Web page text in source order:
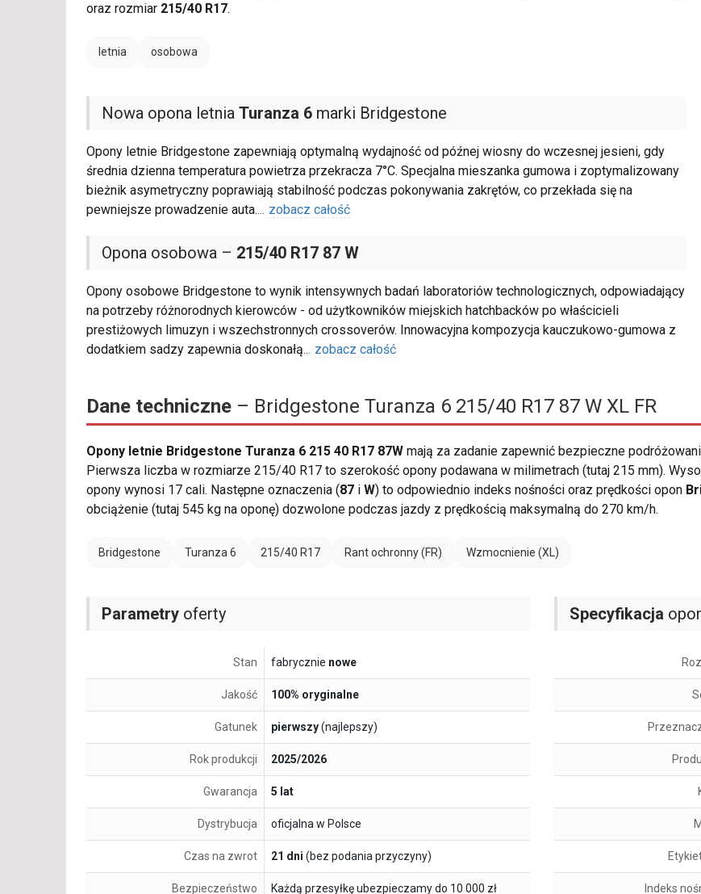
oraz rozmiar 215/40 R17.
letnia osobowa
Nowa opona letnia Turanza 6 marki Bridgestone
Opony letnie Bridgestone zapewniają optymalną wydajność od późnej wiosny do wczesnej jesieni, gdy
średnia dzienna temperatura powietrza przekracza 7°C. Specjalna mieszanka gumowa i zoptymalizowany
bieżnik asymetryczny poprawiają stabilność podczas pokonywania zakrętów, co przekłada się na
pewniejsze prowadzenie auta.... zobacz całość
Opona osobowa – 215/40 R17 87 W
Opony osobowe Bridgestone to wynik intensywnych badań laboratoriów technologicznych, odpowiadający
na potrzeby różnorodnych kierowców - od użytkowników miejskich hatchbacków po właścicieli
prestiżowych limuzyn i wszechstronnych crossoverów. Innowacyjna kompozycja kauczukowo-gumowa z
dodatkiem sadzy zapewnia doskonałą... zobacz całość
Dane techniczne – Bridgestone Turanza 6 215/40 R17 87 W XL FR
Opony letnie Bridgestone Turanza 6 215 40 R17 87W mają za zadanie zapewnić bezpieczne
Pierwsza liczba w rozmiarze 215/40 R17 to szerokość opony podawana w milimetrach (tutaj 215 mm).
opony wynosi 17 cali. Następne oznaczenia (87 i W) to odpowiednio indeks nośności oraz prędkości opon
obciążenie (tutaj 545 kg na oponę) dozwolone podczas jazdy z prędkością maksymalną do 270 km/h.
Bridgestone Turanza 6 215/40 R17 Rant ochronny (FR) Wzmocnienie (XL)
Parametry oferty
Stan fabrycznie nowe
Jakość 100% oryginalne
Gatunek pierwszy(najlepszy)
Rok produkcji 2025/2026
Gwarancja 5 lat
Dystrybucja oficjalna w Polsce
Czas na zwrot 21 dni (bez podania przyczyny)
Bezpieczeństwo Każdą przesyłkę ubezpieczamy do 10 000 zł
Specyfikacja
Indeks